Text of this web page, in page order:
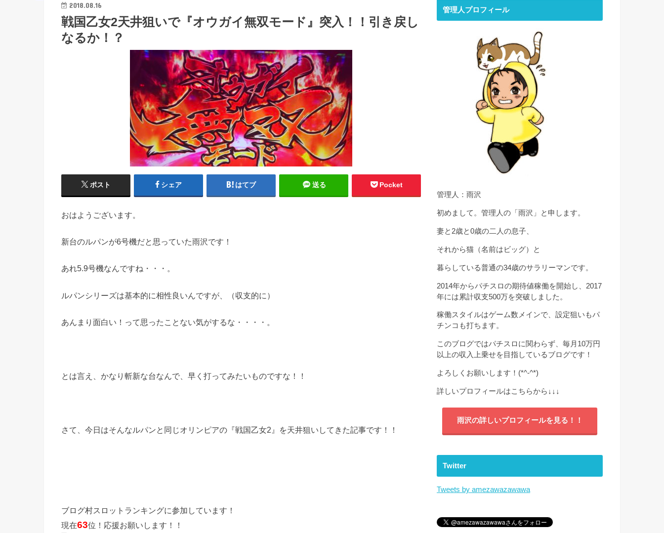
2018.08.16
戦国乙女2天井狙いで『オウガイ無双モード』突入！！引き戻し
なるか！？
ポスト シェア はてブ 送る Pocket
おはようございます。
新台のルパンが6号機だと思っていた雨沢です！
あれ5.9号機なんですね・・・。
ルパンシリーズは基本的に相性良いんですが、（収支的に）
あんまり面白い！って思ったことない気がするな・・・・。
とは言え、かなり斬新な台なんで、早く打ってみたいものですな！！
さて、今日はそんなルパンと同じオリンピアの『戦国乙女2』を天井狙いしてきた記事です！！
ブログ村スロットランキングに参加しています！
現在63位！応援お願いします！！
管理人プロフィール
管理人：雨沢
初めまして。管理人の「雨沢」と申します。
妻と2歳と0歳の二人の息子、
それから猫（名前はビッグ）と
暮らしている普通の34歳のサラリーマンです。
2014年からパチスロの期待値稼働を開始し、2017
年には累計収支500万を突破しました。
稼働スタイルはゲーム数メインで、設定狙いもパ
チンコも打ちます。
このブログではパチスロに関わらず、毎月10万円
以上の収入上乗せを目指しているブログです！
よろしくお願いします！(*^-^*)
詳しいプロフィールはこちらから ↓↓↓
雨沢の詳しいプロフィールを見る！！
Twitter
Tweets by amezawazawawa